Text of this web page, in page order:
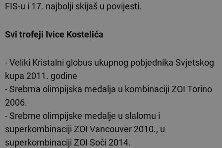
FIS-u i 17. najbolji skijaš u povijesti.
Svi trofeji Ivice Kostelića
- Veliki Kristalni globus ukupnog pobjednika Svjetskog
kupa 2011. godine
- Srebrna olimpijska medalja u kombinaciji ZOI Torino
2006.
- Srebrne olimpijske medalje u slalomu i
superkombinaciji ZOI Vancouver 2010., u
superkombinaciji ZOI Soči 2014.